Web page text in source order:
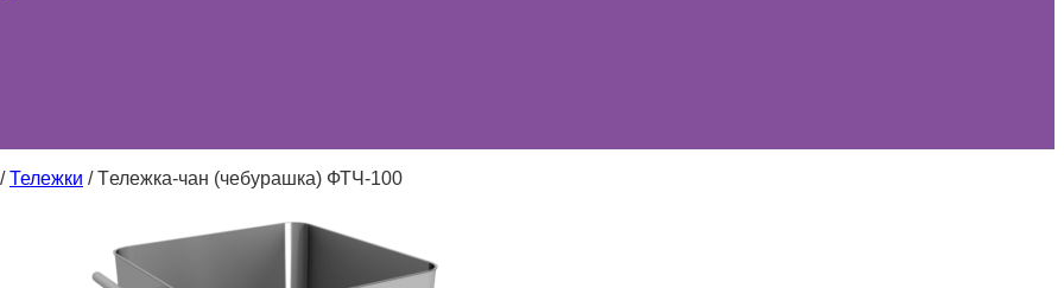
/ Тележки /Tележка-чан (чебурашка) ФТЧ-100